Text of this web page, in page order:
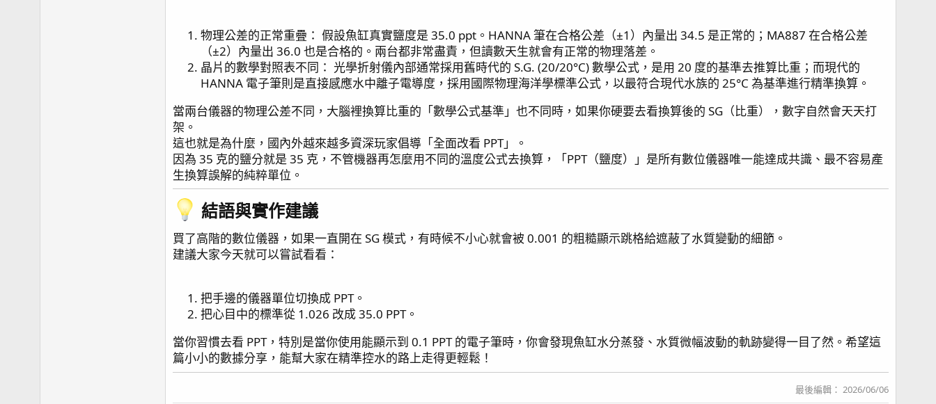
物理公差的正常重疊： 假設魚缸真實鹽度是 35.0 ppt。HANNA 筆在合格公差（±1）內量出 34.5 是正常的；MA887 在合格公差
（±2）內量出 36.0 也是合格的。兩台都非常盡責，但讀數天生就會有正常的物理落差。
晶片的數學對照表不同： 光學折射儀內部通常採用舊時代的 S.G. (20/20°C) 數學公式，是用 20 度的基準去推算比重；而現代的
HANNA 電子筆則是直接感應水中離子電導度，採用國際物理海洋學標準公式，以最符合現代水族的 25°C 為基準進行精準換算。
當兩台儀器的物理公差不同，大腦裡換算比重的「數學公式基準」也不同時，如果你硬要去看換算後的 SG（比重），數字自然會天天打
架。
這也就是為什麼，國內外越來越多資深玩家倡導「全面改看 PPT」。
因為 35 克的鹽分就是 35 克，不管機器再怎麼用不同的溫度公式去換算，「PPT（鹽度）」是所有數位儀器唯一能達成共識、最不容易產
生換算誤解的純粹單位。
結語與實作建議​
買了高階的數位儀器，如果一直開在 SG 模式，有時候不小心就會被 0.001 的粗糙顯示跳格給遮蔽了水質變動的細節。
建議大家今天就可以嘗試看看：
把手邊的儀器單位切換成 PPT。
把心目中的標準從 1.026 改成 35.0 PPT。
當你習慣去看 PPT，特別是當你使用能顯示到 0.1 PPT 的電子筆時，你會發現魚缸水分蒸發、水質微幅波動的軌跡變得一目了然。希望這
篇小小的數據分享，能幫大家在精準控水的路上走得更輕鬆！
最後編輯： 2026/06/06